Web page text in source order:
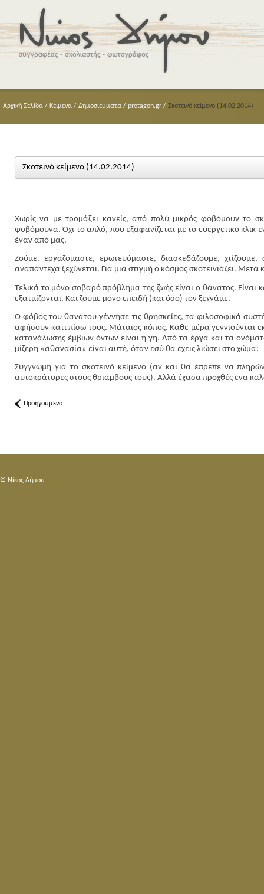
Αρχική Σελίδα / Κείμενα / Δημοσιεύματα / protagon.gr / Σκοτεινό κείμενο (14.02.2014)
Σκοτεινό κείμενο (14.02.2014)
Χωρίς να με τρομάξει κανείς, από πολύ μικρός φοβόμουν το
φοβόμουνα. Όχι το απλό, που εξαφανίζεται με το ευεργετικό κλικ
έναν από μας.
Ζούμε, εργαζόμαστε, ερωτευόμαστε, διασκεδάζουμε,
αναπάντεχα ξεχύνεται. Για μια στιγμή ο κόσμος σκοτεινιάζει. Μετά
Τελικά το μόνο σοβαρό πρόβλημα της ζωής είναι ο θάνατος.
εξατμίζονται. Και ζούμε μόνο επειδή (και όσο) τον ξεχνάμε.
Ο φόβος του θανάτου γέννησε τις θρησκείες, τα φιλοσοφικά
αφήσουν κάτι πίσω τους. Μάταιος κόπος. Κάθε μέρα γεννιούνται
κατανάλωσης έμβιων όντων είναι η γη. Από τα έργα και τα
μίζερη «αθανασία» είναι αυτή, όταν εσύ θα έχεις λιώσει στο χώμα;
Συγγνώμη για το σκοτεινό κείμενο (αν και θα έπρεπε να
αυτοκράτορες στους θριάμβους τους). Αλλά έχασα προχθές ένα
Προηγούμενο
© Nίκος Δήμου